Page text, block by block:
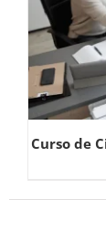
Curso de